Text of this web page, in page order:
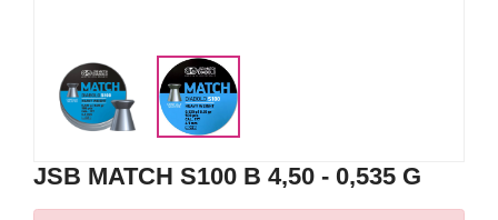
JSB MATCH S100 B 4,50 - 0,535 G